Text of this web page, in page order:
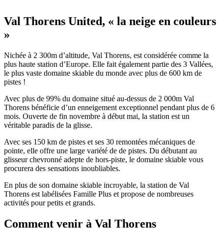
Val Thorens United, « la neige en couleurs
»
Nichée à 2 300m d’altitude, Val Thorens, est considérée comme la
plus haute station d’Europe. Elle fait également partie des 3 Vallées,
le plus vaste domaine skiable du monde avec plus de 600 km de
pistes !
Avec plus de 99% du domaine situé au-dessus de 2 000m Val
Thorens bénéficie d’un enneigement exceptionnel pendant plus de 6
mois. Ouverte de fin novembre à début mai, la station est un
véritable paradis de la glisse.
Avec ses 150 km de pistes et ses 30 remontées mécaniques de
pointe, elle offre une large variété de de pistes. Du débutant au
glisseur chevronné adepte de hors-piste, le domaine skiable vous
procurera des sensations inoubliables.
En plus de son domaine skiable incroyable, la station de Val
Thorens est labélisées Famille Plus et propose de nombreuses
activités pour petits et grands.
Comment venir à Val Thorens